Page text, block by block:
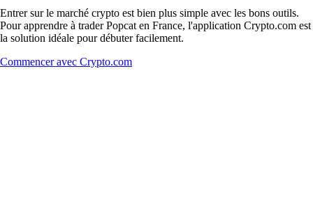
Entrer sur le marché crypto est bien plus simple avec les bons outils.
Pour apprendre à trader Popcat en France, l'application Crypto.com est
la solution idéale pour débuter facilement.
Commencer avec Crypto.com